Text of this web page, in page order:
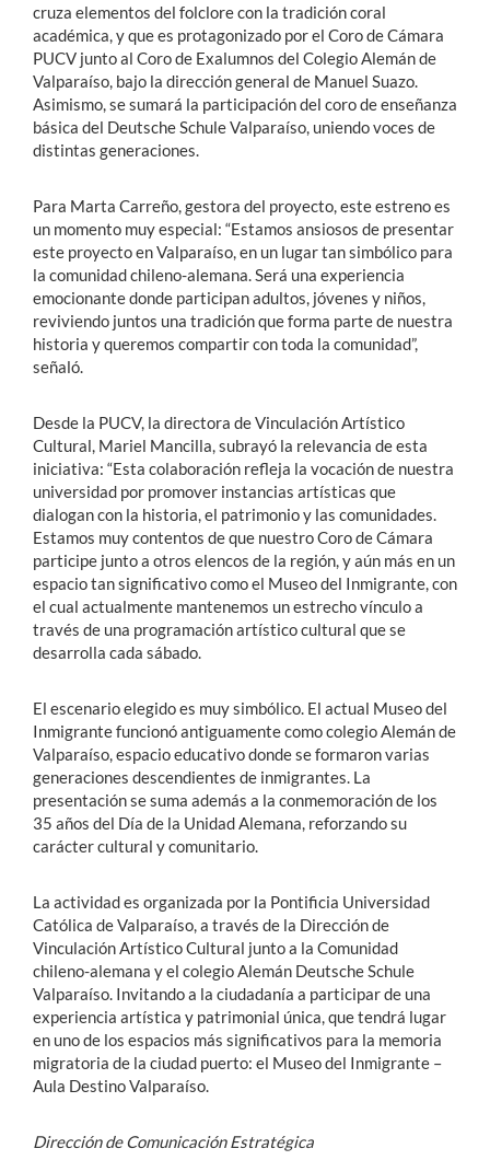
cruza elementos del folclore con la tradición coral
académica, y que es protagonizado por el Coro de Cámara
PUCV junto al Coro de Exalumnos del Colegio Alemán de
Valparaíso, bajo la dirección general de Manuel Suazo.
Asimismo, se sumará la participación del coro de enseñanza
básica del Deutsche Schule Valparaíso, uniendo voces de
distintas generaciones.
Para Marta Carreño, gestora del proyecto, este estreno es
un momento muy especial: “Estamos ansiosos de presentar
este proyecto en Valparaíso, en un lugar tan simbólico para
la comunidad chileno-alemana. Será una experiencia
emocionante donde participan adultos, jóvenes y niños,
reviviendo juntos una tradición que forma parte de nuestra
historia y queremos compartir con toda la comunidad”,
señaló.
Desde la PUCV, la directora de Vinculación Artístico
Cultural, Mariel Mancilla, subrayó la relevancia de esta
iniciativa: “Esta colaboración refleja la vocación de nuestra
universidad por promover instancias artísticas que
dialogan con la historia, el patrimonio y las comunidades.
Estamos muy contentos de que nuestro Coro de Cámara
participe junto a otros elencos de la región, y aún más en un
espacio tan significativo como el Museo del Inmigrante, con
el cual actualmente mantenemos un estrecho vínculo a
través de una programación artístico cultural que se
desarrolla cada sábado.
El escenario elegido es muy simbólico. El actual Museo del
Inmigrante funcionó antiguamente como colegio Alemán de
Valparaíso, espacio educativo donde se formaron varias
generaciones descendientes de inmigrantes. La
presentación se suma además a la conmemoración de los
35 años del Día de la Unidad Alemana, reforzando su
carácter cultural y comunitario.
La actividad es organizada por la Pontificia Universidad
Católica de Valparaíso, a través de la Dirección de
Vinculación Artístico Cultural junto a la Comunidad
chileno-alemana y el colegio Alemán Deutsche Schule
Valparaíso. Invitando a la ciudadanía a participar de una
experiencia artística y patrimonial única, que tendrá lugar
en uno de los espacios más significativos para la memoria
migratoria de la ciudad puerto: el Museo del Inmigrante –
Aula Destino Valparaíso.
Dirección de Comunicación Estratégica